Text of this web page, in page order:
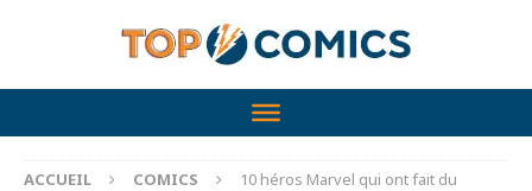
ACCUEIL COMICS
10 héros Marvel qui ont fait du